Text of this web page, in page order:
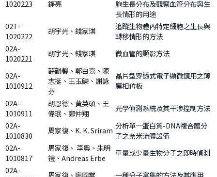
1020223 錚亮
胞生長分布及觀察血管分布與生
長情形的用途
02T-
1020222
胡宇光、錢家琪
追蹤生物體內特定細胞之生長與
轉移情形的方法
02A-
1020221
胡宇光、錢家琪 微血管的顯影方法
02A-
1010912
薛韻馨、郭白嘉、陳
志挺、王玉麟、謝詠
芬
晶片型穿透式電子顯微鏡用之薄
膜相位板
02A-
1010911
胡恩德、黃英碩、王
偉珉、鄭仲翔
光學偵測系統及其干涉控制方法
02A-
1010830
周家復、K. K. Sriram 分析單一蛋白質-DNA複合體分
子之奈米流體設備
02A-
1010817
周家復、 李奧、朱明
禮、Andreas Erbe
單量或少量生物分子之即時偵測
02A-
周家復、廖國棠
一種分子富集的方法及其應用